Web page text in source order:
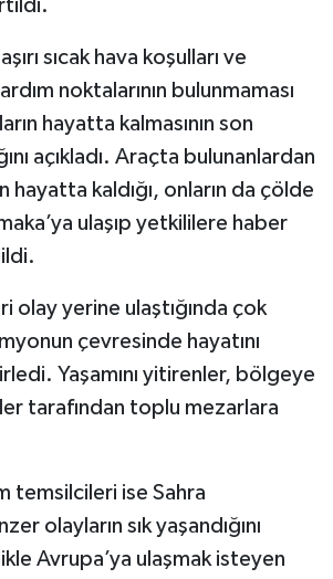
sıcak hava koşulları ve
noktalarının bulunmaması
hayatta kalmasının son
açıkladı. Araçta bulunanlardan
hayatta kaldığı, onların da çölde
ulaşıp yetkililere haber
olay yerine ulaştığında çok
çevresinde hayatını
Yaşamını yitirenler, bölgeye
tarafından toplu mezarlara
temsilcileri ise Sahra
olayların sık yaşandığını
Avrupa’ya ulaşmak isteyen